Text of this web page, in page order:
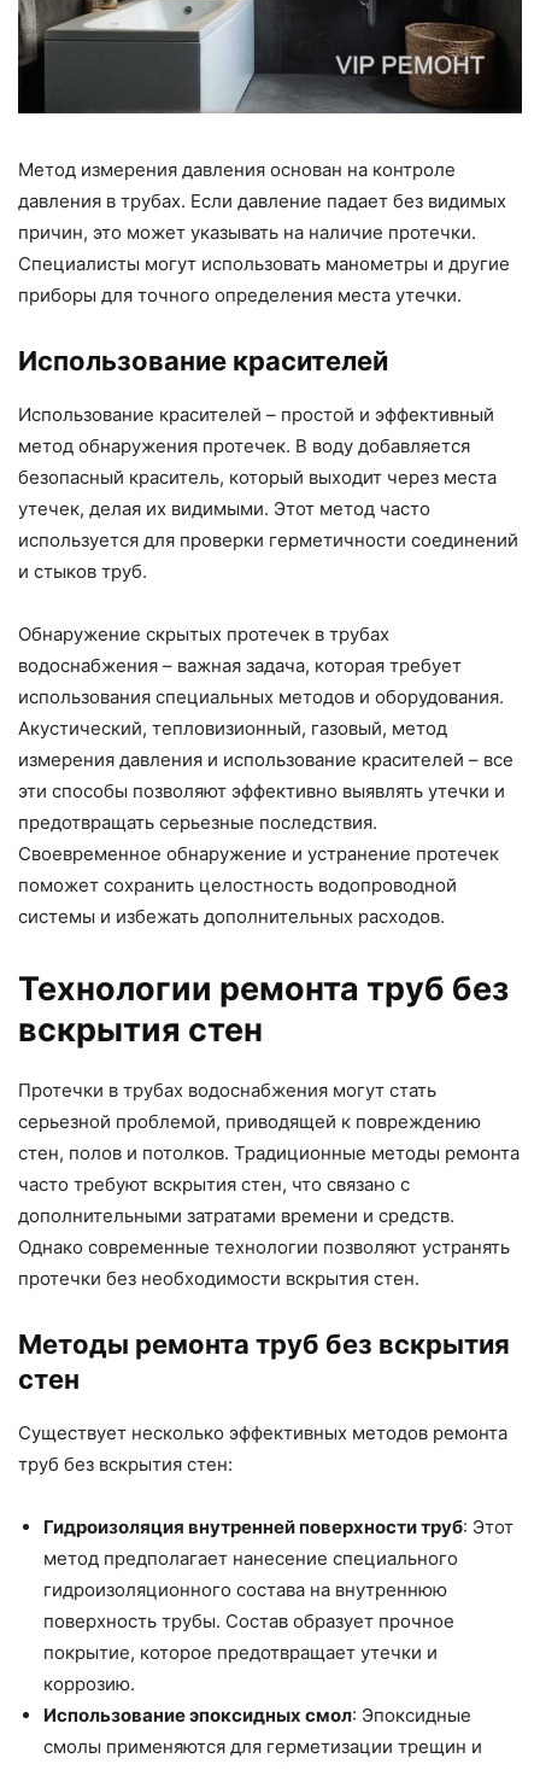
Метод измерения давления основан на контроле
давления в трубах. Если давление падает без видимых
причин, это может указывать на наличие протечки.
Специалисты могут использовать манометры и другие
приборы для точного определения места утечки.
Использование красителей
Использование красителей – простой и эффективный
метод обнаружения протечек. В воду добавляется
безопасный краситель, который выходит через места
утечек, делая их видимыми. Этот метод часто
используется для проверки герметичности соединений
и стыков труб.
Обнаружение скрытых протечек в трубах
водоснабжения – важная задача, которая требует
использования специальных методов и оборудования.
Акустический, тепловизионный, газовый, метод
измерения давления и использование красителей – все
эти способы позволяют эффективно выявлять утечки и
предотвращать серьезные последствия.
Своевременное обнаружение и устранение протечек
поможет сохранить целостность водопроводной
системы и избежать дополнительных расходов.
Технологии ремонта труб без
вскрытия стен
Протечки в трубах водоснабжения могут стать
серьезной проблемой, приводящей к повреждению
стен, полов и потолков. Традиционные методы ремонта
часто требуют вскрытия стен, что связано с
дополнительными затратами времени и средств.
Однако современные технологии позволяют устранять
протечки без необходимости вскрытия стен.
Методы ремонта труб без вскрытия
стен
Существует несколько эффективных методов ремонта
труб без вскрытия стен:
Гидроизоляция внутренней поверхности труб: Этот
метод предполагает нанесение специального
гидроизоляционного состава на внутреннюю
поверхность трубы. Состав образует прочное
покрытие, которое предотвращает утечки и
коррозию.
Использование эпоксидных смол: Эпоксидные
смолы применяются для герметизации трещин и